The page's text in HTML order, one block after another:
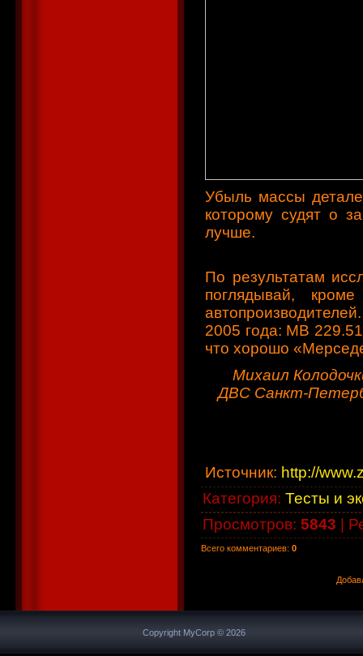
Убыль массы
которому судят о
лучше.
По результатам
поглядывай,
2005 года: MB
что хорошо
Михаил
ДВС Санкт-
Источник: http://
Категория: Тесты и
Просмотров: 5843 |
Всего комментариев: 0
Copyright MyCorp © 2026